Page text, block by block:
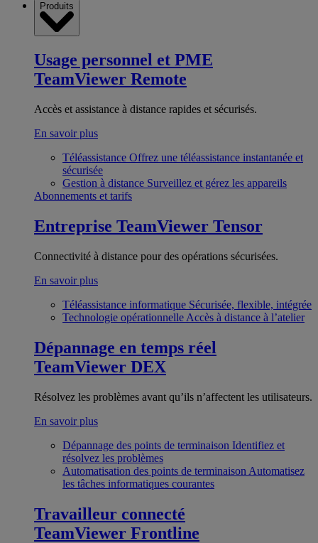
Produits
Usage personnel et PME
TeamViewer Remote
Accès et assistance à distance rapides et sécurisés.
En savoir plus
Téléassistance Offrez une téléassistance instantanée et
sécurisée
Gestion à distance Surveillez et gérez les appareils
Abonnements et tarifs
Entreprise TeamViewer Tensor
Connectivité à distance pour des opérations sécurisées.
En savoir plus
Téléassistance informatique Sécurisée, flexible, intégrée
Technologie opérationnelle Accès à distance à l’atelier
Dépannage en temps réel
TeamViewer DEX
Résolvez les problèmes avant qu’ils n’affectent les utilisateurs.
En savoir plus
Dépannage des points de terminaison Identifiez et
résolvez les problèmes
Automatisation des points de terminaison Automatisez
les tâches informatiques courantes
Travailleur connecté
TeamViewer Frontline